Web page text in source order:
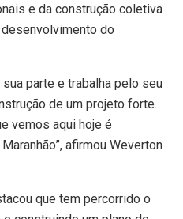
e da construção coletiva
do
parte e trabalha pelo seu
de um projeto forte.
vemos aqui hoje é
afirmou Weverton
que tem percorrido o